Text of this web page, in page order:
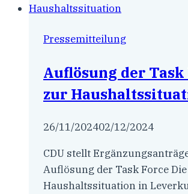
Pressemitteilung
Auflösung der Task
zur
26/11/202402/12/2024
CDU stellt
Auflösung der Task Force Die
Haushaltssituation in